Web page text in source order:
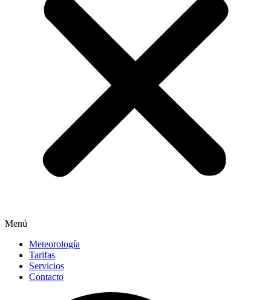
Menú
Meteorología
Tarifas
Servicios
Contacto